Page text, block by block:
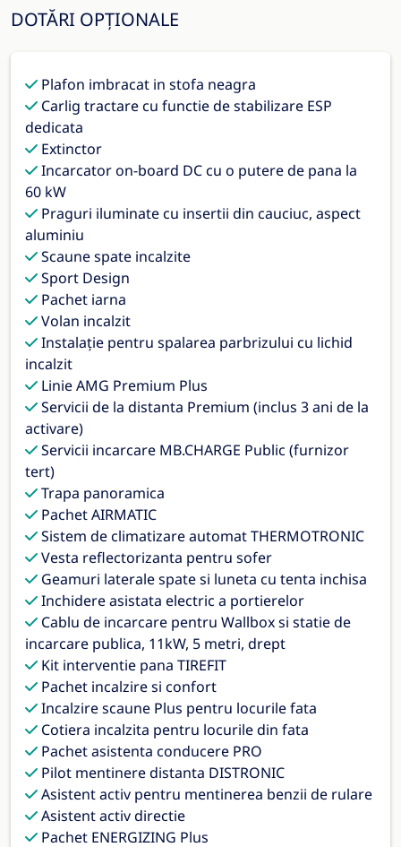
DOTĂRI OPȚIONALE
Plafon imbracat in stofa neagra
Carlig tractare cu functie de stabilizare ESP
dedicata
Extinctor
Incarcator on-board DC cu o putere de pana la
60 kW
Praguri iluminate cu insertii din cauciuc, aspect
aluminiu
Scaune spate incalzite
Sport Design
Pachet iarna
Volan incalzit
Instalaţie pentru spalarea parbrizului cu lichid
incalzit
Linie AMG Premium Plus
Servicii de la distanta Premium (inclus 3 ani de la
activare)
Servicii incarcare MB.CHARGE Public (furnizor
tert)
Trapa panoramica
Pachet AIRMATIC
Sistem de climatizare automat THERMOTRONIC
Vesta reflectorizanta pentru sofer
Geamuri laterale spate si luneta cu tenta inchisa
Inchidere asistata electric a portierelor
Cablu de incarcare pentru Wallbox si statie de
incarcare publica, 11kW, 5 metri, drept
Kit interventie pana TIREFIT
Pachet incalzire si confort
Incalzire scaune Plus pentru locurile fata
Cotiera incalzita pentru locurile din fata
Pachet asistenta conducere PRO
Pilot mentinere distanta DISTRONIC
Asistent activ pentru mentinerea benzii de rulare
Asistent activ directie
Pachet ENERGIZING Plus